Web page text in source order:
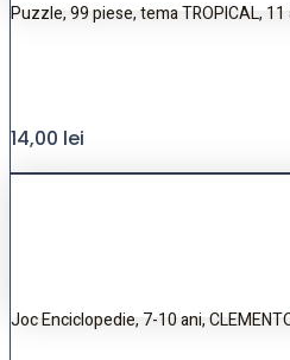
Puzzle, 99 piese, tema TROPICAL, 11
14,00 lei
Joc Enciclopedie, 7-10 ani,